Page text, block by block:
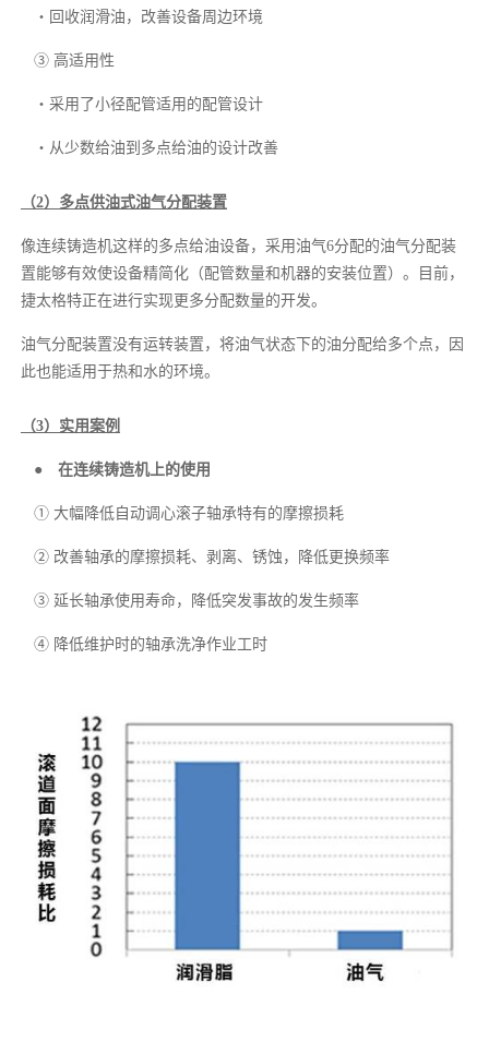
・回收润滑油，改善设备周边环境
③ 高适用性
・采用了小径配管适用的配管设计
・从少数给油到多点给油的设计改善
（2）多点供油式油气分配装置
像连续铸造机这样的多点给油设备，采用油气6分配的油气分配装
置能够有效使设备精简化（配管数量和机器的安装位置）。目前，
捷太格特正在进行实现更多分配数量的开发。
油气分配装置没有运转装置，将油气状态下的油分配给多个点，因
此也能适用于热和水的环境。
（3）实用案例
● 在连续铸造机上的使用
① 大幅降低自动调心滚子轴承特有的摩擦损耗
② 改善轴承的摩擦损耗、剥离、锈蚀，降低更换频率
③ 延长轴承使用寿命，降低突发事故的发生频率
④ 降低维护时的轴承洗净作业工时